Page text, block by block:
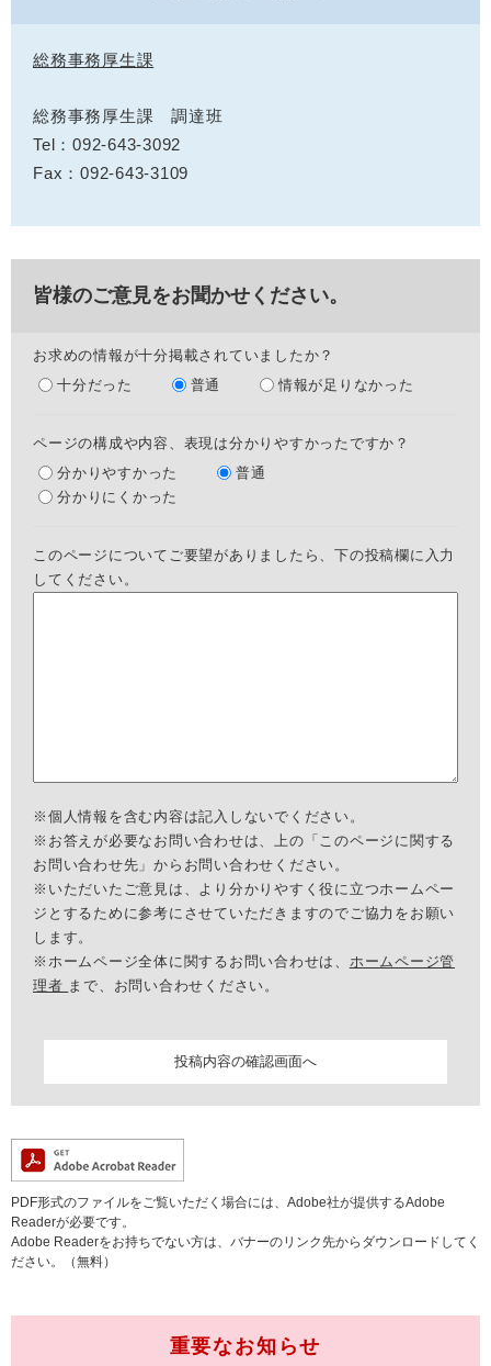
総務事務厚生課
総務事務厚生課 調達班
Tel：092-643-3092
Fax：092-643-3109
皆様のご意見をお聞かせください。
お求めの情報が十分掲載されていましたか？
十分だった
普通 情報が足りなかった
ページの構成や内容、表現は分かりやすかったですか？
分かりやすかった
普通
分かりにくかった
このページについてご要望がありましたら、下の投稿欄に入力
してください。
※個人情報を含む内容は記入しないでください。
※お答えが必要なお問い合わせは、上の「このページに関する
お問い合わせ先」からお問い合わせください。
※いただいたご意見は、より分かりやすく役に立つホームペー
ジとするために参考にさせていただきますのでご協力をお願い
します。
※ホームページ全体に関するお問い合わせは、 ホームページ管
理者 まで、お問い合わせください。
PDF形式のファイルをご覧いただく場合には、Adobe社が提供するAdobe
Readerが必要です。
Adobe Readerをお持ちでない方は、バナーのリンク先からダウンロードしてく
ださい。（無料）
重要なお知らせ